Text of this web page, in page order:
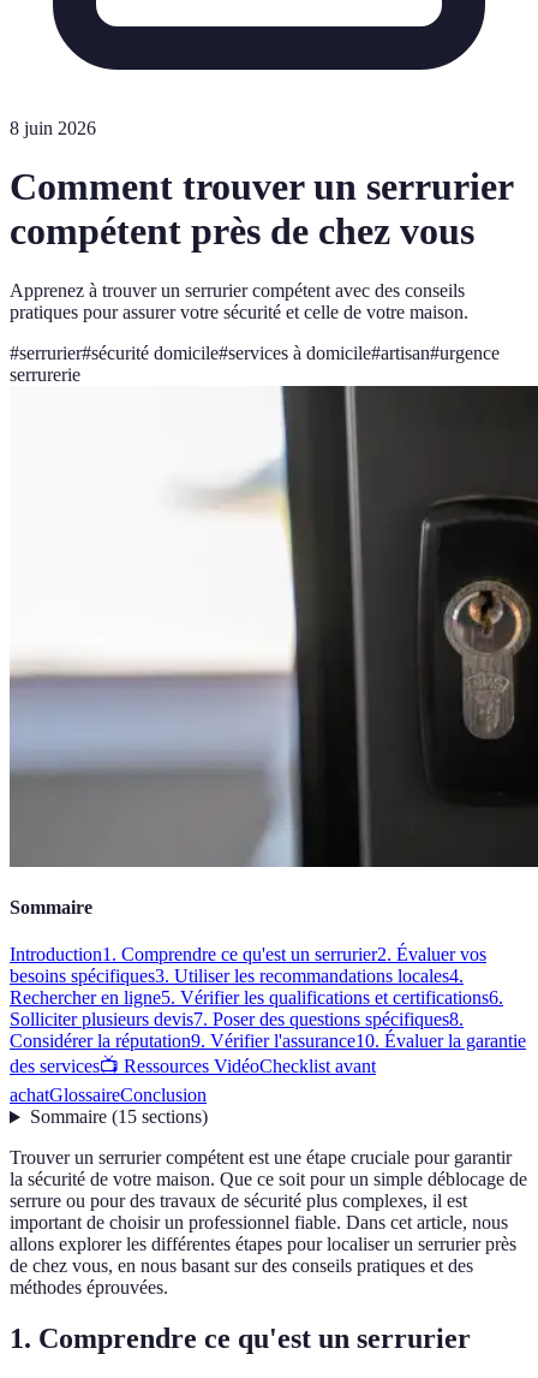
8 juin 2026
Comment trouver un serrurier
compétent près de chez vous
Apprenez à trouver un serrurier compétent avec des conseils
pratiques pour assurer votre sécurité et celle de votre maison.
#serrurier#sécurité domicile#services à domicile#artisan#urgence
serrurerie
Sommaire
Introduction1. Comprendre ce qu'est un serrurier2. Évaluer vos
besoins spécifiques3. Utiliser les recommandations locales4.
Rechercher en ligne5. Vérifier les qualifications et certifications6.
Solliciter plusieurs devis7. Poser des questions spécifiques8.
Considérer la réputation9. Vérifier l'assurance10. Évaluer la garantie
des services📺 Ressources VidéoChecklist avant
achatGlossaireConclusion
Sommaire(15 sections)
Trouver un serrurier compétent est une étape cruciale pour garantir
la sécurité de votre maison. Que ce soit pour un simple déblocage de
serrure ou pour des travaux de sécurité plus complexes, il est
important de choisir un professionnel fiable. Dans cet article, nous
allons explorer les différentes étapes pour localiser un serrurier près
de chez vous, en nous basant sur des conseils pratiques et des
méthodes éprouvées.
1. Comprendre ce qu'est un serrurier